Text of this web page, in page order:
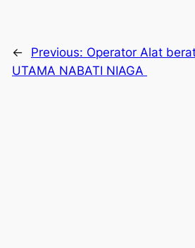
← Previous: Operator Alat
UTAMA NABATI NIAGA